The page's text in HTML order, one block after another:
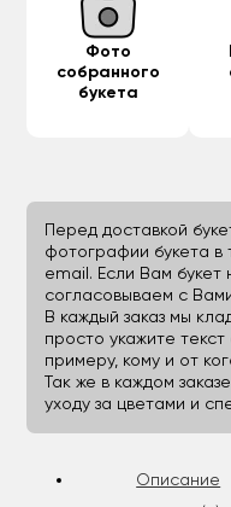
Фото
собранного
букета
Перед доставкой
фотографии букета в
email. Если Вам букет
согласовываем с
В каждый заказ мы
просто укажите
примеру, кому и от
Так же в каждом
уходу за цветами и
Описание